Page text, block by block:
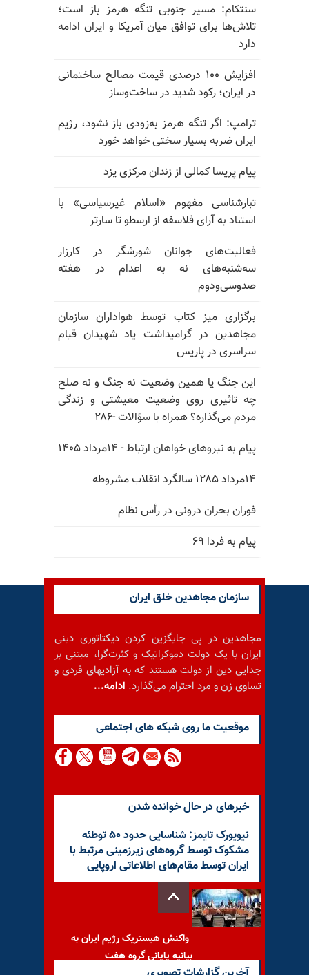
سنتکام: مسیر جنوبی تنگه هرمز باز است؛
تلاش‌ها برای توافق میان آمریکا و ایران ادامه
دارد
افزایش ۱۰۰ درصدی قیمت مصالح ساختمانی
در ایران؛ رکود شدید در ساخت‌وساز
ترامپ: اگر تنگه هرمز به‌زودی باز نشود، رژیم
ایران ضربه بسیار سختی خواهد خورد
پیام پریسا کمالی از زندان مرکزی یزد
تبارشناسی مفهوم «اسلام غیرسیاسی» با
استناد به آرای فلاسفه از ارسطو تا سارتر
فعالیت‌های جوانان شورشگر در کارزار
سه‌شنبه‌های نه به اعدام در هفته
صدوسی‌و‌دوم
برگزاری میز کتاب توسط هواداران سازمان
مجاهدین در گرامیداشت یاد شهیدان قیام
سراسری در پاریس
این جنگ یا همین وضعیت نه جنگ و نه صلح
چه تاثیری روی وضعیت معیشتی و زندگی
مردم می‌گذاره؟ همراه با سؤالات -۲۸۶
پیام به نیروهای خواهان ارتباط - ۱۴مرداد ۱۴۰۵
۱۴مرداد ۱۲۸۵ سالگرد انقلاب مشروطه
فوران بحران درونی در رأس نظام
پیام به فردا ۶۹
سازمان مجاهدین خلق ایران
مجاهدین در پی جایگزین کردن دیکتاتوری دینی
ایران با یک دولت دموکراتیک و کثرت‌گرا، مبتنی بر
جدایی دین از دولت هستند که به آزادیهای فردی و
تساوی زن و مرد احترام می‌گذارد. ادامه...
موقعيت ما روى شبكه هاى اجتماعى
خبرهای در حال خوانده شدن
نیویورک تایمز: شناسایی حدود ۵۰ توطئه
مشکوک توسط گروه‌های زیرزمینی مرتبط با
ایران توسط مقام‌های اطلاعاتی اروپایی
واکنش هیستریک رژیم ایران به
بیانیه پایانی گروه هفت